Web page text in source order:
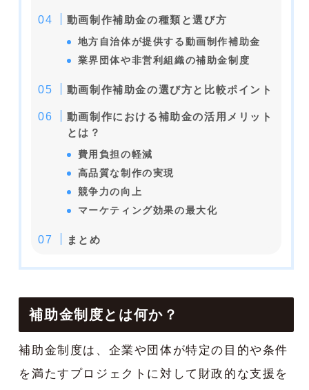
動画制作補助金の種類と選び方
地方自治体が提供する動画制作補助金
業界団体や非営利組織の補助金制度
動画制作補助金の選び方と比較ポイント
動画制作における補助金の活用メリット
とは？
費用負担の軽減
高品質な制作の実現
競争力の向上
マーケティング効果の最大化
まとめ
補助金制度とは何か？
補助金制度は、企業や団体が特定の目的や条件
を満たすプロジェクトに対して財政的な支援を